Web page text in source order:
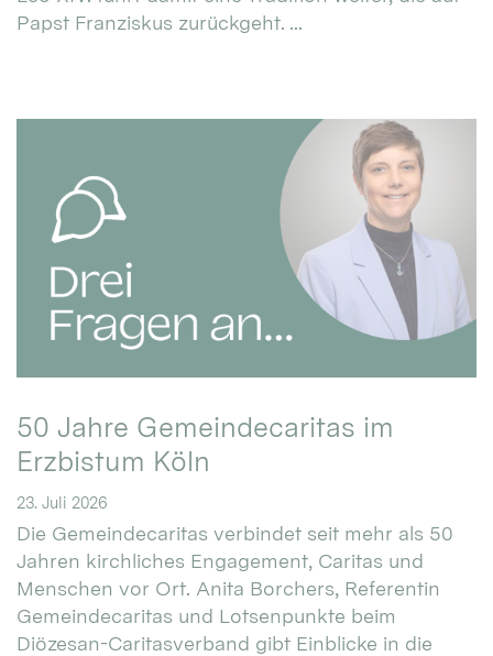
Papst Franziskus zurückgeht. ...
50 Jahre Gemeindecaritas im
Erzbistum Köln
23. Juli 2026
Die Gemeindecaritas verbindet seit mehr als 50
Jahren kirchliches Engagement, Caritas und
Menschen vor Ort. Anita Borchers, Referentin
Gemeindecaritas und Lotsenpunkte beim
Diözesan-Caritasverband gibt Einblicke in die